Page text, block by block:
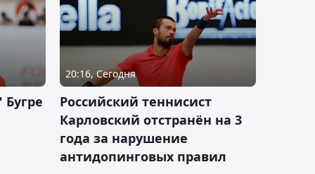
20:16, Сегодня
Российский теннисист
Карловский отстранён на 3
года за нарушение
антидопинговых правил